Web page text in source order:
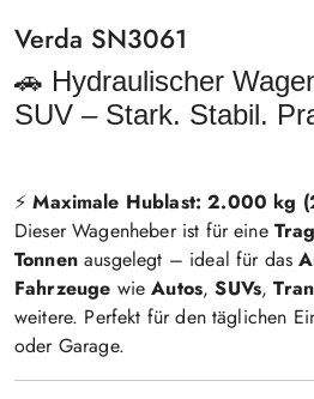
Verda SN3061
🚗 Hydraulischer
SUV – Stark. Stabil.
⚡ Maximale Hublast: 2.000 kg
Dieser Wagenheber ist für eine
Tonnen ausgelegt – ideal für das
Fahrzeuge wie Autos, SUVs,
weitere. Perfekt für den täglichen
oder Garage.